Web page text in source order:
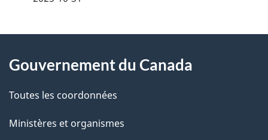
l
s
l
o
t
e
r
é
propos
de
ce
Gouvernement du Canada
Toutes les coordonnées
Ministères et organismes